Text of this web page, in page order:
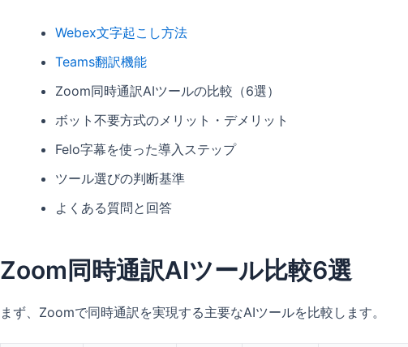
Webex文字起こし方法
Teams翻訳機能
Zoom同時通訳AIツールの比較（6選）
ボット不要方式のメリット・デメリット
Felo字幕を使った導入ステップ
ツール選びの判断基準
よくある質問と回答
Zoom同時通訳AIツール比較6選
まず、Zoomで同時通訳を実現する主要なAIツールを比較します。